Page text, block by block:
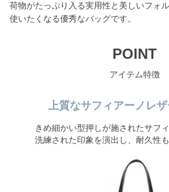
荷物がたっぷり入る実用性と美しいフォ
使いたくなる優秀なバッグです。
POINT
アイテム特徴
上質なサフィアーノレ
きめ細かい型押しが施されたサフ
洗練された印象を演出し、耐久性